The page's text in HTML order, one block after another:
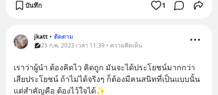
บันทึก 1
jkatt • ติดตาม
25 ก.พ. 2023 เวลา 11:39 • ความคิดเห็น
เราว่าผู้นำ ต้องคิดไว คิดถูก มันจะได้ประโยชน์มากกว่า
เสียประโยชน์ ถ้าไม่ได้จริงๆ ก็ต้องมีคนสนิทที่เป็นแบบนั้น
แต่สำคัญคือ ต้องไว้ใจได้✨